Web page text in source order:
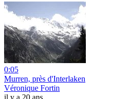
0:05
Murren, près d'Interlaken
Véronique Fortin